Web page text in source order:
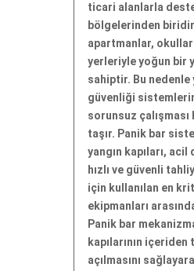
ticari alanlarla
bölgelerinden
apartmanlar, okullar
yerleriyle yoğun bir
sahiptir. Bu nedenle
güvenliği
sorunsuz çalışması
taşır. Panik bar
yangın kapıları,
hızlı ve güvenli
için kullanılan en
ekipmanları
Panik bar
kapılarının
açılmasını